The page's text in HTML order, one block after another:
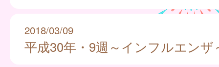
2018/03/09
平成30年・9週～インフルエンザ